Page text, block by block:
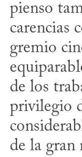
pienso
carencias
gremio
de los
privilegio
de la